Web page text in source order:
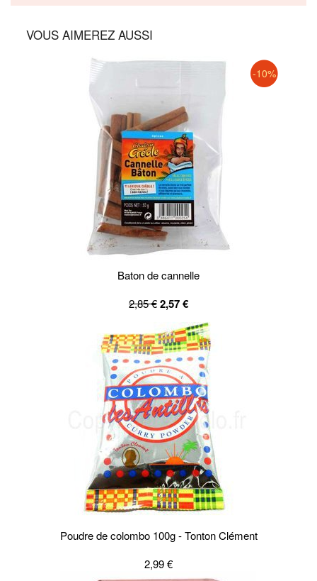
VOUS AIMEREZ AUSSI
-10%
Baton de cannelle
2,85 €2,57 €
Poudre de colombo 100g - Tonton Clément
2,99 €